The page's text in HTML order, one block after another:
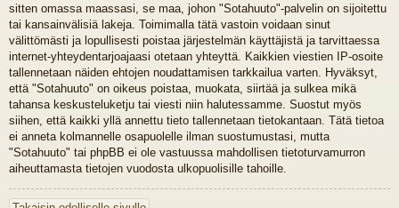
sitten omassa maassasi, se maa, johon "Sotahuuto"-palvelin on sijoitettu
tai kansainvälisiä lakeja. Toimimalla tätä vastoin voidaan sinut
välittömästi ja lopullisesti poistaa järjestelmän käyttäjistä ja tarvittaessa
internet-yhteydentarjoajaasi otetaan yhteyttä. Kaikkien viestien IP-osoite
tallennetaan näiden ehtojen noudattamisen tarkkailua varten. Hyväksyt,
että "Sotahuuto" on oikeus poistaa, muokata, siirtää ja sulkea mikä
tahansa keskusteluketju tai viesti niin halutessamme. Suostut myös
siihen, että kaikki yllä annettu tieto tallennetaan tietokantaan. Tätä tietoa
ei anneta kolmannelle osapuolelle ilman suostumustasi, mutta
"Sotahuuto" tai phpBB ei ole vastuussa mahdollisen tietoturvamurron
aiheuttamasta tietojen vuodosta ulkopuolisille tahoille.